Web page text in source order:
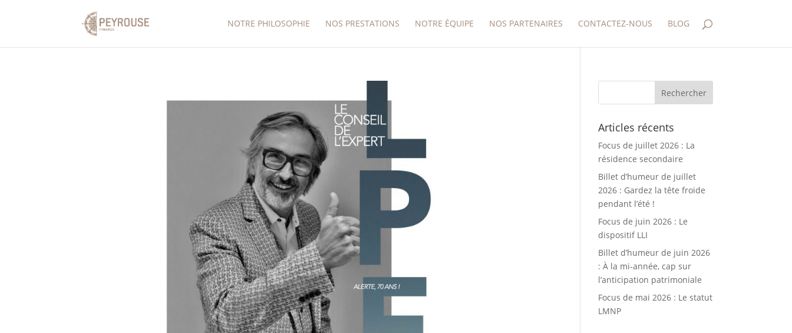
NOTRE PHILOSOPHIE NOS PRESTATIONS NOTRE ÉQUIPE NOS PARTENAIRES CONTACTEZ-NOUS BLOG
Articles récents
Focus de juillet 2026 : La
résidence secondaire
Billet d’humeur de juillet
2026 : Gardez la tête froide
pendant l’été !
Focus de juin 2026 : Le
dispositif LLI
Billet d’humeur de juin 2026
: À la mi-année, cap sur
l’anticipation patrimoniale
Focus de mai 2026 : Le statut
LMNP